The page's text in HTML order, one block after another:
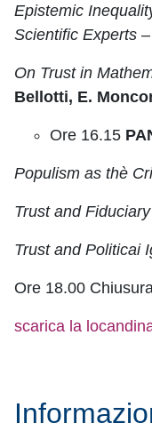
Epistemic
Scientific Experts –
On Trust in
Bellotti, E.
Ore 16.15
Populism as thè
Trust and
Trust and Politicai
Ore 18.00
scarica la